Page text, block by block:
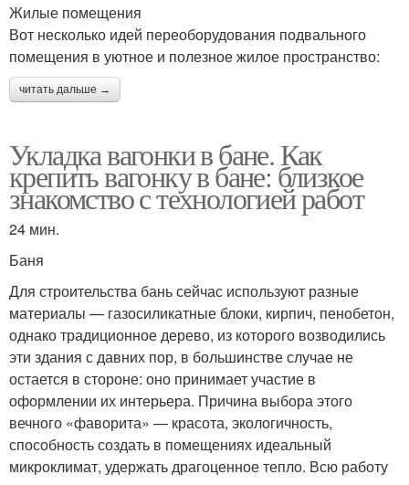
Жилые помещения
Вот несколько идей переоборудования подвального
помещения в уютное и полезное жилое пространство:
читать дальше →
Укладка вагонки в бане. Как
крепить вагонку в бане: близкое
знакомство с технологией работ
24 мин.
Баня
Для строительства бань сейчас используют разные
материалы — газосиликатные блоки, кирпич, пенобетон,
однако традиционное дерево, из которого возводились
эти здания с давних пор, в большинстве случае не
остается в стороне: оно принимает участие в
оформлении их интерьера. Причина выбора этого
вечного «фаворита» — красота, экологичность,
способность создать в помещениях идеальный
микроклимат, удержать драгоценное тепло. Всю работу